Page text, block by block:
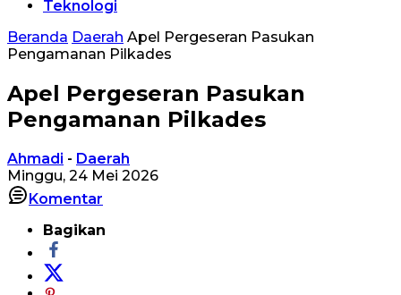
Teknologi
Beranda Daerah Apel Pergeseran Pasukan
Pengamanan Pilkades
Apel Pergeseran Pasukan
Pengamanan Pilkades
Ahmadi - Daerah
Minggu, 24 Mei 2026
Komentar
Bagikan